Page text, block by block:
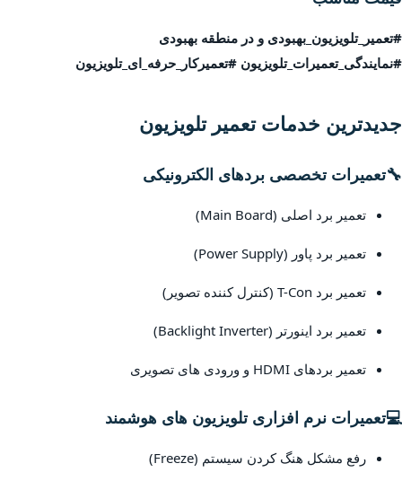
#تعمیر_تلویزیون_بهبودی و در منطقه بهبودی
#نمایندگی_تعمیرات_تلویزیون #تعمیرکار_حرفه_ای_تلویزیون
جدیدترین خدمات تعمیر تلویزیون
🔧تعمیرات تخصصی بردهای الکترونیکی
تعمیر برد اصلی (Main Board)
تعمیر برد پاور (Power Supply)
تعمیر برد T-Con (کنترل کننده تصویر)
تعمیر برد اینورتر (Backlight Inverter)
تعمیر بردهای HDMI و ورودی های تصویری
💻تعمیرات نرم افزاری تلویزیون های هوشمند
رفع مشکل هنگ کردن سیستم (Freeze)